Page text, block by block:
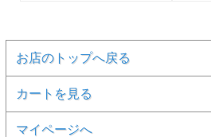
お店のトップへ戻る
カートを見る
マイページへ